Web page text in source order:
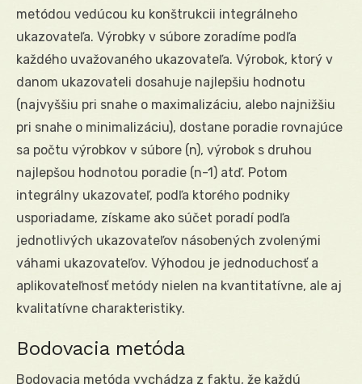
metódou vedúcou ku konštrukcii integrálneho
ukazovateľa. Výrobky v súbore zoradíme podľa
každého uvažovaného ukazovateľa. Výrobok, ktorý v
danom ukazovateli dosahuje najlepšiu hodnotu
(najvyššiu pri snahe o maximalizáciu, alebo najnižšiu
pri snahe o minimalizáciu), dostane poradie rovnajúce
sa počtu výrobkov v súbore (n), výrobok s druhou
najlepšou hodnotou poradie (n-1) atď. Potom
integrálny ukazovateľ, podľa ktorého podniky
usporiadame, získame ako súčet poradí podľa
jednotlivých ukazovateľov násobených zvolenými
váhami ukazovateľov. Výhodou je jednoduchosť a
aplikovateľnosť metódy nielen na kvantitatívne, ale aj
kvalitatívne charakteristiky.
Bodovacia metóda
Bodovacia metóda vychádza z faktu, že každú